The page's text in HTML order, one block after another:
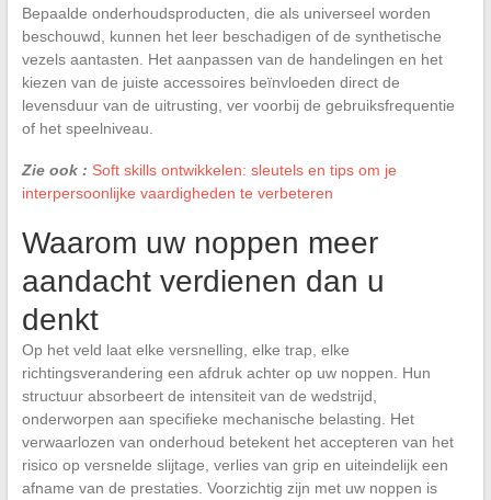
Bepaalde onderhoudsproducten, die als universeel worden
beschouwd, kunnen het leer beschadigen of de synthetische
vezels aantasten. Het aanpassen van de handelingen en het
kiezen van de juiste accessoires beïnvloeden direct de
levensduur van de uitrusting, ver voorbij de gebruiksfrequentie
of het speelniveau.
Zie ook : Soft skills ontwikkelen: sleutels en tips om je
interpersoonlijke vaardigheden te verbeteren
Waarom uw noppen meer
aandacht verdienen dan u
denkt
Op het veld laat elke versnelling, elke trap, elke
richtingsverandering een afdruk achter op uw noppen. Hun
structuur absorbeert de intensiteit van de wedstrijd,
onderworpen aan specifieke mechanische belasting. Het
verwaarlozen van onderhoud betekent het accepteren van het
risico op versnelde slijtage, verlies van grip en uiteindelijk een
afname van de prestaties. Voorzichtig zijn met uw noppen is